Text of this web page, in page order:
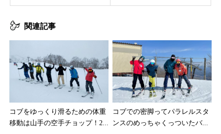
関連記事
コブをゆっくり滑るための体重
移動は山手の空手チョップ！2...
コブでの密脚ってパラレルスタ
ンスのめっちゃくっついたバ...